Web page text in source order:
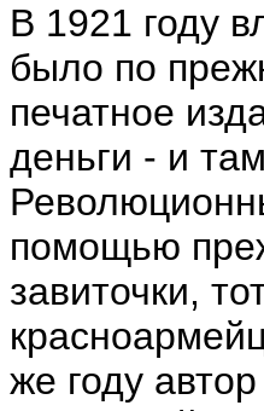
В 1921 году
было по
печатное
деньги - и
помощью
завиточки,
же году